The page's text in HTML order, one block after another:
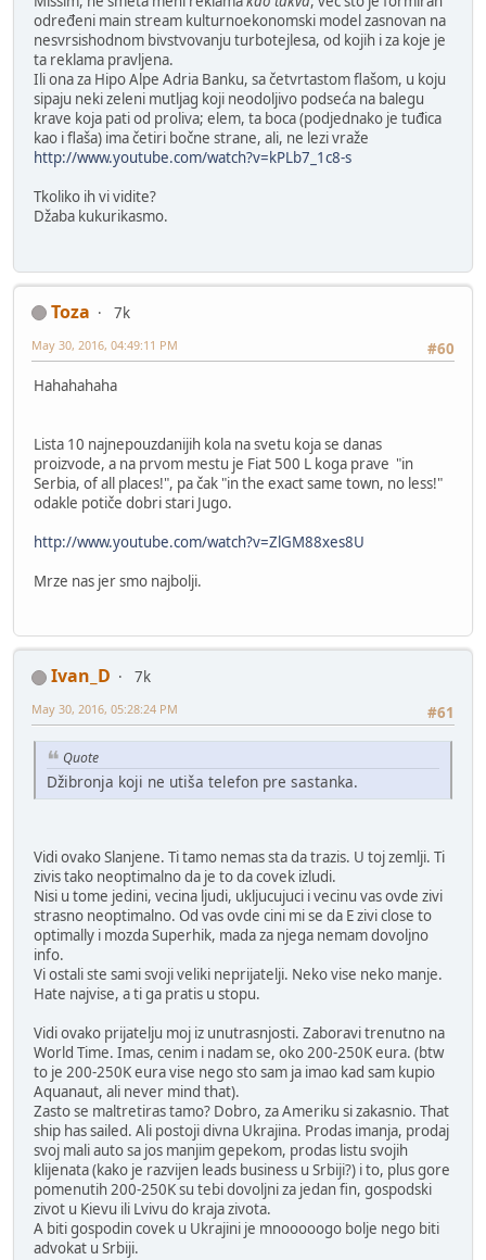
određeni main stream kulturnoekonomski model zasnovan na
nesvrsishodnom bivstvovanju turbotejlesa, od kojih i za koje je
ta reklama pravljena.
Ili ona za Hipo Alpe Adria Banku, sa četvrtastom flašom, u koju
sipaju neki zeleni mutljag koji neodoljivo podseća na balegu
krave koja pati od proliva; elem, ta boca (podjednako je tuđica
kao i flaša) ima četiri bočne strane, ali, ne lezi vraže
http://www.youtube.com/watch?v=kPLb7_1c8-s
Tkoliko ih vi vidite?
Džaba kukurikasmo.
Toza
7k
#60
May 30, 2016, 04:49:11 PM
Hahahahaha
Lista 10 najnepouzdanijih kola na svetu koja se danas
proizvode, a na prvom mestu je Fiat 500 L koga prave "in
Serbia, of all places!", pa čak "in the exact same town, no less!"
odakle potiče dobri stari Jugo.
http://www.youtube.com/watch?v=ZlGM88xes8U
Mrze nas jer smo najbolji.
Ivan_D
7k
#61
May 30, 2016, 05:28:24 PM
Quote
Džibronja koji ne utiša telefon pre sastanka.
Vidi ovako Slanjene. Ti tamo nemas sta da trazis. U toj zemlji. Ti
zivis tako neoptimalno da je to da covek izludi.
Nisi u tome jedini, vecina ljudi, ukljucujuci i vecinu vas ovde zivi
strasno neoptimalno. Od vas ovde cini mi se da E zivi close to
optimally i mozda Superhik, mada za njega nemam dovoljno
info.
Vi ostali ste sami svoji veliki neprijatelji. Neko vise neko manje.
Hate najvise, a ti ga pratis u stopu.
Vidi ovako prijatelju moj iz unutrasnjosti. Zaboravi trenutno na
World Time. Imas, cenim i nadam se, oko 200-250K eura. (btw
to je 200-250K eura vise nego sto sam ja imao kad sam kupio
Aquanaut, ali never mind that).
Zasto se maltretiras tamo? Dobro, za Ameriku si zakasnio. That
ship has sailed. Ali postoji divna Ukrajina. Prodas imanja, prodaj
svoj mali auto sa jos manjim gepekom, prodas listu svojih
klijenata (kako je razvijen leads business u Srbiji?) i to, plus gore
pomenutih 200-250K su tebi dovoljni za jedan fin, gospodski
zivot u Kievu ili Lvivu do kraja zivota.
A biti gospodin covek u Ukrajini je mnooooogo bolje nego biti
advokat u Srbiji.